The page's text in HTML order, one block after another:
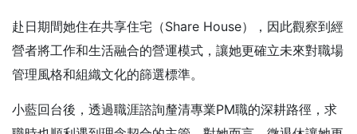
赴日期間她住在共享住宅（Share House），因此觀察到經
營者將工作和生活融合的營運模式，讓她更確立未來對職場
管理風格和組織文化的篩選標準。
小藍回台後，透過職涯諮詢釐清專業PM職的深耕路徑，求